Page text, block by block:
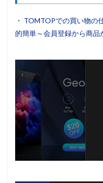
・ TOMTOPでの買い物の
的簡単～会員登録から商品